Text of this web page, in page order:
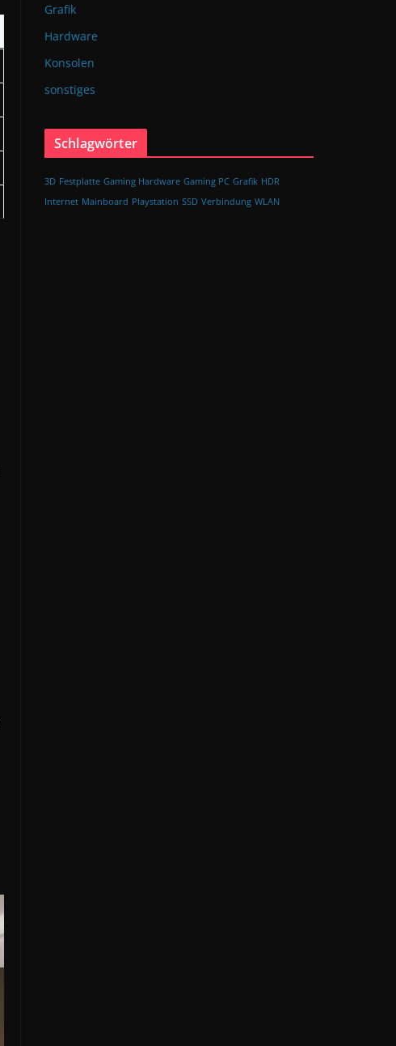
Grafik
Hardware
Konsolen
sonstiges
Schlagwörter
3D Festplatte Gaming Hardware Gaming PC Grafik HDR
Internet Mainboard Playstation SSD Verbindung WLAN